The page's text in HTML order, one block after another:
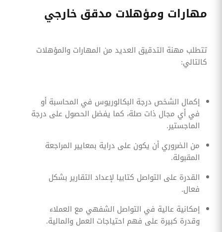
مهارات ومؤهلات مدقق خارجي
تتطلب مهنة التدقيق العديد من المهارات والمؤهلات
كالتالي:
إكمال الشخص درجة البكالوريوس في المحاسبة أو
في أي مجال ذات صلة، كما يفضل الحصول على درجة
الماجستير.
من الضروري أن يكون على دراية بمعايير المراجعة
المقبولة.
القدرة على التواصل كتابيا لإعداد التقارير بشكل
فعال.
إمكانية عالية في التواصل الشفهي مع العملاء
وقدرة كبيرة على فهم احتياجات العمل والمالية.